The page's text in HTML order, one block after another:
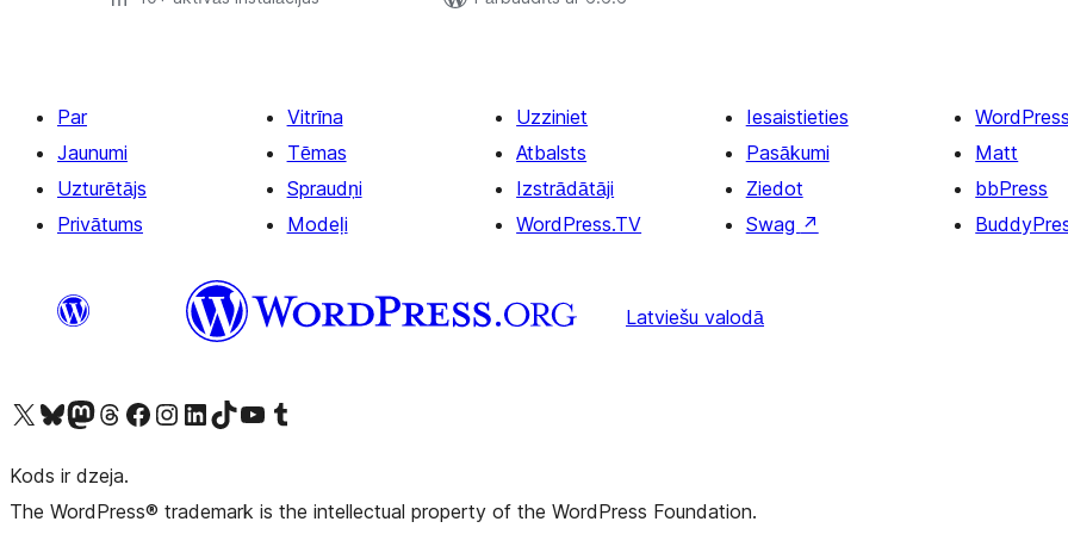
Par
Jaunumi
Uzturētājs
Privātums
Vitrīna
Tēmas
Spraudņi
Modeļi
Uzziniet
Atbalsts
Izstrādātāji
WordPress.TV
Iesaistieties
Pasākumi
Ziedot
Swag ↗
Matt
bbPress
Latviešu valodā
Apmeklējiet mūsu X (agrāk Twitter) kontu
Apmeklējiet mūsu Bluesky kontu
Apmeklējiet mūsu Mastodon kontu
Apmeklējiet mūsu Threads kontu
Apmeklējiet mūsu Facebook lapuApmeklējiet mūsu Instagram kontu
Apmeklējiet mūsu LinkedIn kontu
Apmeklējiet mūsu TikTok kontu
Apmeklējiet mūsu YouTube kanālu
Apmeklējiet mūsu Tumblr kontu
Kods ir dzeja.
The WordPress® trademark is the intellectual property of the WordPress Foundation.